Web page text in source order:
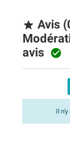
 Avis
avis 
Il